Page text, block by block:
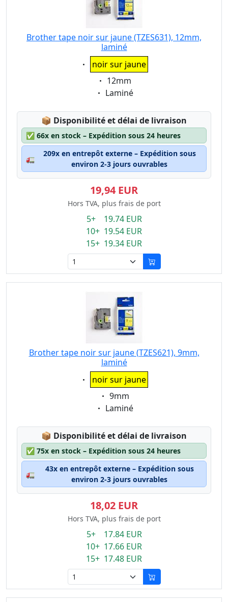
Brother tape noir sur jaune (TZES631), 12mm,
laminé
Eigenschaft:
noir sur jaune
Eigenschaft:
12mm
Eigenschaft:
Laminé
📦 Lagerstatus:
Disponibilité et délai de livraison
✅ 66x en stock – Expédition sous 24 heures
🚛
209x en entrepôt externe – Expédition sous
environ 2-3 jours ouvrables
19,94 EUR
Hors TVA, plus frais de port
5+ 19.74 EUR
10+ 19.54 EUR
15+ 19.34 EUR
Brother tape noir sur jaune (TZES621), 9mm,
laminé
Eigenschaft:
noir sur jaune
Eigenschaft:
9mm
Eigenschaft:
Laminé
📦 Lagerstatus:
Disponibilité et délai de livraison
✅ 75x en stock – Expédition sous 24 heures
🚛
43x en entrepôt externe – Expédition sous
environ 2-3 jours ouvrables
18,02 EUR
Hors TVA, plus frais de port
5+ 17.84 EUR
10+ 17.66 EUR
15+ 17.48 EUR